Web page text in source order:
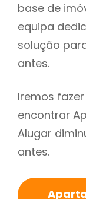
base de
equipa
solução
antes.
Iremos
encontrar
Alugar
antes.